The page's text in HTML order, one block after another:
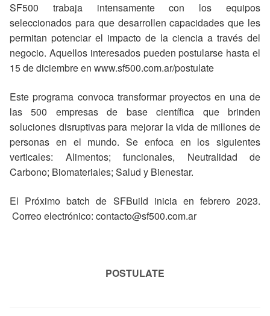
SF500 trabaja intensamente con los equipos
seleccionados para que desarrollen capacidades que les
permitan potenciar el impacto de la ciencia a través del
negocio. Aquellos interesados pueden postularse hasta el
15 de diciembre en www.sf500.com.ar/postulate
Este programa convoca transformar proyectos en una de
las 500 empresas de base científica que brinden
soluciones disruptivas para mejorar la vida de millones de
personas en el mundo. Se enfoca en los siguientes
verticales: Alimentos; funcionales, Neutralidad de
Carbono; Biomateriales; Salud y Bienestar.
El Próximo batch de SFBuild inicia en febrero 2023.
Correo electrónico: contacto@sf500.com.ar
POSTULATE